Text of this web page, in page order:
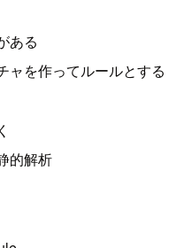
ある
ャを作ってルールとする
的解析